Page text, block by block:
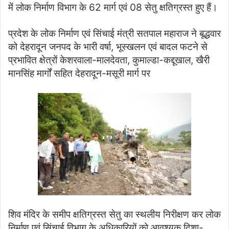
में लोक निर्माण विभाग के 62 मार्ग एवं 08 सेतु क्षतिग्रस्त हुए हैं।
प्रदेश के लोक निर्माण एवं सिंचाई मंत्री सतपाल महाराज ने बूद्धवार
को देहरादून जनपद के भारी वर्षा, भूस्खलन एवं बादल फटने से
प्रभावित क्षेत्रों केशरवाला-मालदेवता, कुमाल्डा-कद्दूखाल, खैरी
मानसिंह मार्गों सहित देहरादून-मसूरी मार्ग पर
शिव मंदिर के समीप क्षतिग्रस्त सेतु का स्थलीय निरीक्षण कर लोक